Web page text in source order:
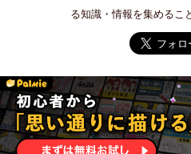
る知識・情報を集めるこ